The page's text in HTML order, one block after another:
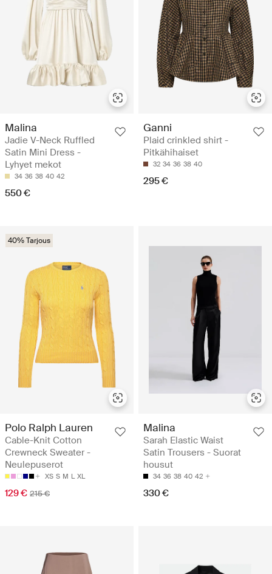
Malina
Jadie V-Neck Ruffled
Satin Mini Dress -
Lyhyet mekot
34 36 38 40 42
550 €
Ganni
Plaid crinkled shirt -
Pitkähihaiset
32 34 36 38 40
295 €
40% Tarjous
Polo Ralph Lauren
Cable-Knit Cotton
Crewneck Sweater -
Neulepuserot
XS S M L XL
129 € 215 €
Malina
Sarah Elastic Waist
Satin Trousers - Suorat
housut
34 36 38 40 42
330 €